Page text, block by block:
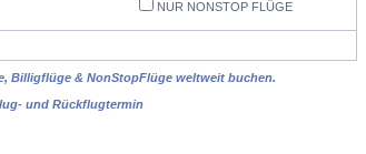
NUR NONSTOP FLÜGE
Billigflüge & NonStopFlüge weltweit buchen.
und Rückflugtermin